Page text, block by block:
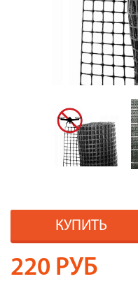
КУПИТЬ
220 РУБ